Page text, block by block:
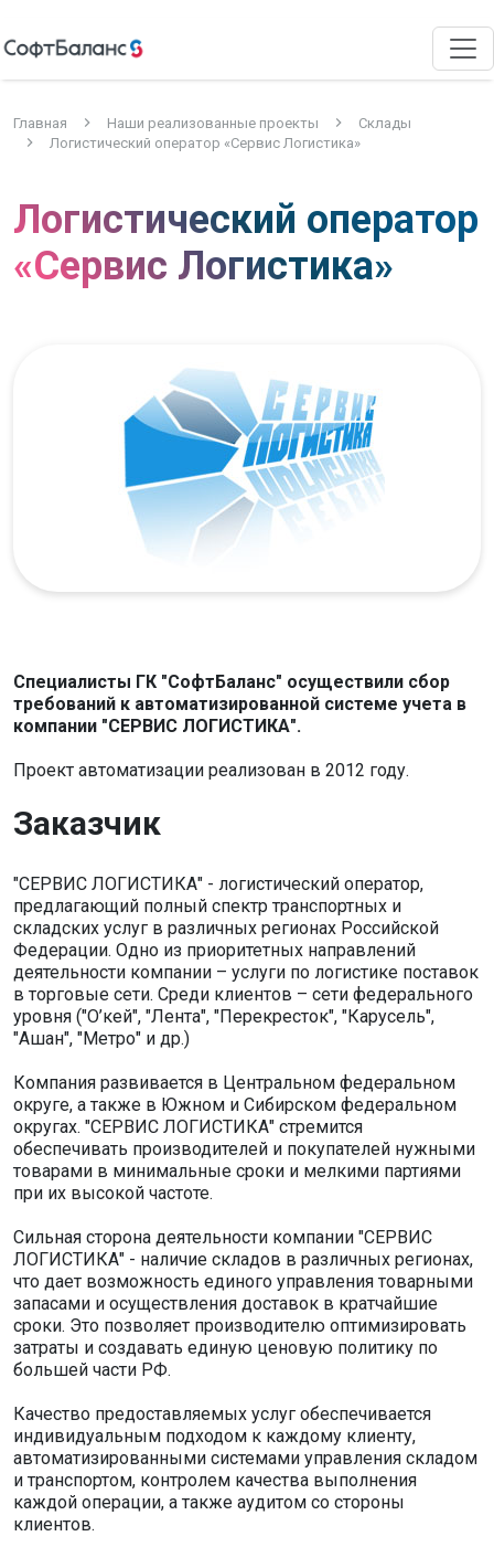
Главная Наши реализованные проекты
Склады
Логистический оператор «Сервис Логистика»
Логистический оператор
«Сервис Логистика»
Специалисты ГК "СофтБаланс" осуществили сбор
требований к автоматизированной системе учета в
компании "СЕРВИС ЛОГИСТИКА".
Проект автоматизации реализован в 2012 году.
Заказчик
"СЕРВИС ЛОГИСТИКА" - логистический оператор,
предлагающий полный спектр транспортных и
складских услуг в различных регионах Российской
Федерации. Одно из приоритетных направлений
деятельности компании – услуги по логистике поставок
в торговые сети. Среди клиентов – сети федерального
уровня ("О’кей", "Лента", "Перекресток", "Карусель",
"Ашан", "Метро" и др.)
Компания развивается в Центральном федеральном
округе, а также в Южном и Сибирском федеральном
округах. "СЕРВИС ЛОГИСТИКА" стремится
обеспечивать производителей и покупателей нужными
товарами в минимальные сроки и мелкими партиями
при их высокой частоте.
Сильная сторона деятельности компании "СЕРВИС
ЛОГИСТИКА" - наличие складов в различных регионах,
что дает возможность единого управления товарными
запасами и осуществления доставок в кратчайшие
сроки. Это позволяет производителю оптимизировать
затраты и создавать единую ценовую политику по
большей части РФ.
Качество предоставляемых услуг обеспечивается
индивидуальным подходом к каждому клиенту,
автоматизированными системами управления складом
и транспортом, контролем качества выполнения
каждой операции, а также аудитом со стороны
клиентов.